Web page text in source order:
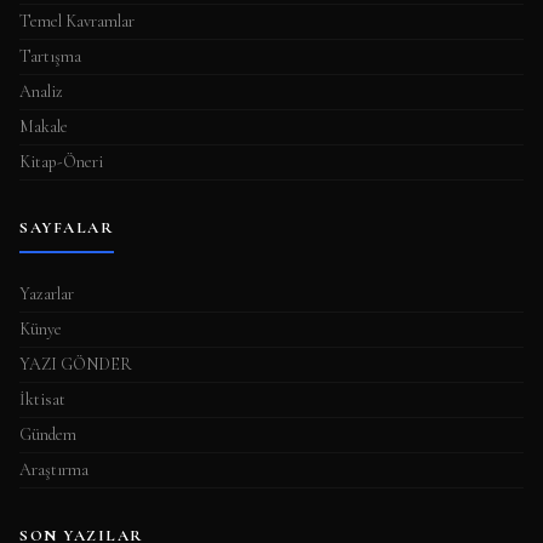
Temel Kavramlar
Tartışma
Analiz
Makale
Kitap-Öneri
SAYFALAR
Yazarlar
Künye
YAZI GÖNDER
İktisat
Gündem
Araştırma
SON YAZILAR